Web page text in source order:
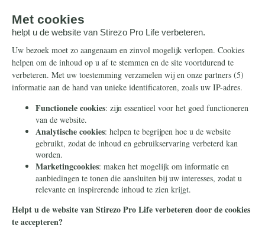
Steun ons
Nieuwsbrief
Eenmalig
Maandelijks
Periodiek
Nalaten
Zelf overschrijven
Info
Contact
Ontvang onze
Telegram-berichten